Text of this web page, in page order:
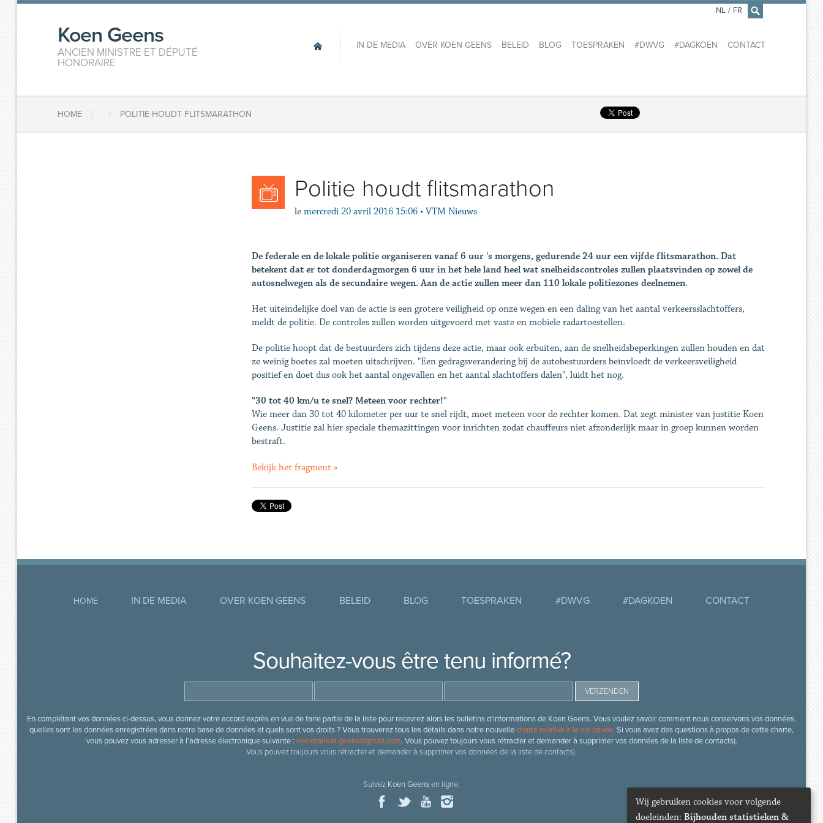
×
Koen Geens
ANCIEN MINISTRE ET DÉPUTÉ
HONORAIRE
IN DE MEDIA OVER KOEN GEENS BELEID BLOG TOESPRAKEN #DWVG #DAGKOEN CONTACT
NL / FR
HOME / / POLITIE HOUDT FLITSMARATHON
Politie houdt flitsmarathon
le mercredi 20 avril 2016 15:06 • VTM Nieuws
De federale en de lokale politie organiseren vanaf 6 uur 's morgens, gedurende 24 uur een vijfde flitsmarathon. Dat
betekent dat er tot donderdagmorgen 6 uur in het hele land heel wat snelheidscontroles zullen plaatsvinden op zowel de
autosnelwegen als de secundaire wegen. Aan de actie zullen meer dan 110 lokale politiezones deelnemen.
Het uiteindelijke doel van de actie is een grotere veiligheid op onze wegen en een daling van het aantal verkeersslachtoffers,
meldt de politie. De controles zullen worden uitgevoerd met vaste en mobiele radartoestellen.
De politie hoopt dat de bestuurders zich tijdens deze actie, maar ook erbuiten, aan de snelheidsbeperkingen zullen houden en dat
ze weinig boetes zal moeten uitschrijven. "Een gedragsverandering bij de autobestuurders beïnvloedt de verkeersveiligheid
positief en doet dus ook het aantal ongevallen en het aantal slachtoffers dalen", luidt het nog.
"30 tot 40 km/u te snel? Meteen voor rechter!"
Wie meer dan 30 tot 40 kilometer per uur te snel rijdt, moet meteen voor de rechter komen. Dat zegt minister van justitie Koen
Geens. Justitie zal hier speciale themazittingen voor inrichten zodat chauffeurs niet afzonderlijk maar in groep kunnen worden
bestraft.
Bekijk het fragment »
HOME IN DE MEDIA OVER KOEN GEENS BELEID BLOG TOESPRAKEN #DWVG #DAGKOEN CONTACT
Souhaitez-vous être tenu informé?
En complétant vos données ci-dessus, vous donnez votre accord exprès en vue de faire partie de la liste pour recevrez alors les bulletins d’informations de Koen Geens. Vous voulez savoir comment nous conservons vos données,
quelles sont les données enregistrées dans notre base de données et quels sont vos droits ? Vous trouverez tous les détails dans notre nouvellecharte relative à la vie privée. Si vous avez des questions à propos de cette charte,
vous pouvez vous adresser à l’adresse électronique suivante : secretariaat.geens@gmail.com. Vous pouvez toujours vous rétracter et demander à supprimer vos données de la liste de contacts).
Vous pouvez toujours vous rétracter et demander à supprimer vos données de la liste de contacts).
Suivez Koen Geensen ligne:
Wij gebruiken cookies voor volgende
doeleinden: Bijhouden statistieken &